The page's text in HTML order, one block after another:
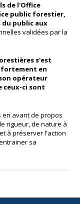
de l'Office
public forestier,
public aux
validées par la
s'est
en
opérateur
ceux-ci sont
en avant de propos
rigueur, de nature à
à préserver l'action
sa